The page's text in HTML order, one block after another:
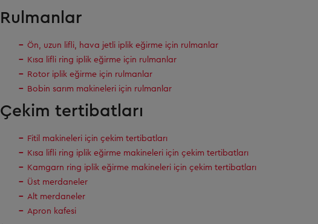
Rulmanlar
Ön, uzun lifli, hava jetli iplik eğirme için rulmanlar
Kısa lifli ring iplik eğirme için rulmanlar
Rotor iplik eğirme için rulmanlar
Bobin sarım makineleri için rulmanlar
Çekim tertibatları
Fitil makineleri için çekim tertibatları
Kısa lifli ring iplik eğirme makineleri için çekim tertibatları
Kamgarn ring iplik eğirme makineleri için çekim tertibatları
Üst merdaneler
Alt merdaneler
Apron kafesi